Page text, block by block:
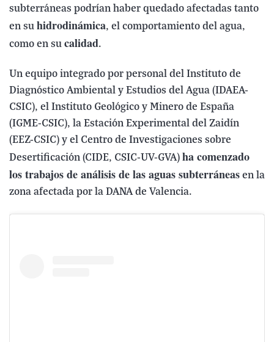
subterráneas podrían haber quedado afectadas tanto
en su hidrodinámica, el comportamiento del agua,
como en su calidad.
Un equipo integrado por personal del Instituto de
Diagnóstico Ambiental y Estudios del Agua (IDAEA-
CSIC), el Instituto Geológico y Minero de España
(IGME-CSIC), la Estación Experimental del Zaidín
(EEZ-CSIC) y el Centro de Investigaciones sobre
Desertificación (CIDE, CSIC-UV-GVA) ha comenzado
los trabajos de análisis de las aguas subterráneas en la
zona afectada por la DANA de Valencia.